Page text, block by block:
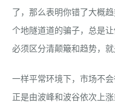
了，那么表明你错了大概
个地隧道道的骗子，总是
必须区分清颠簸和趋势，就
一样平常环境下，市场不
正是由波峰和波谷依次上